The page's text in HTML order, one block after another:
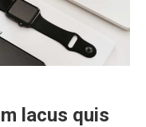
lacus quis